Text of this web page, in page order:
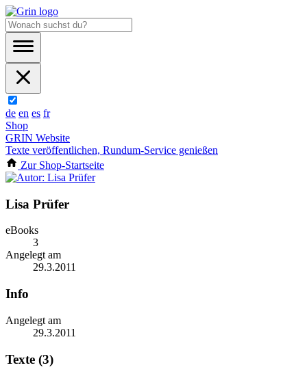
de en es fr
Shop
GRIN Website
Texte veröffentlichen, Rundum-Service genießen
Zur Shop-Startseite
Lisa Prüfer
eBooks
3
Angelegt am
29.3.2011
Info
Angelegt am
29.3.2011
Texte (3)